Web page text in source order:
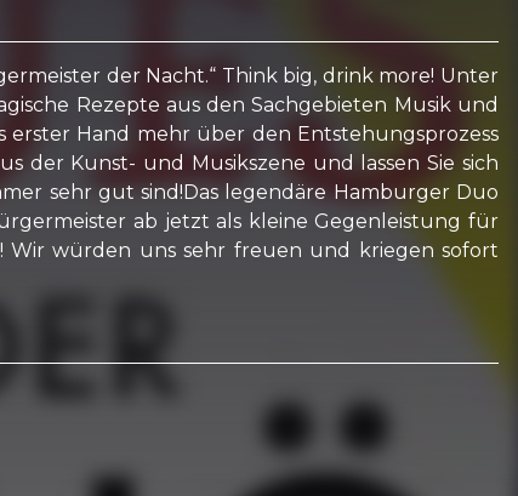
der Nacht.“ Think big, drink more! Unter
Rezepte aus den Sachgebieten Musik und
Hand mehr über den Entstehungsprozess
der Kunst- und Musikszene und lassen Sie sich
sehr gut sind!Das legendäre Hamburger Duo
ab jetzt als kleine Gegenleistung für
Wir würden uns sehr freuen und kriegen sofort